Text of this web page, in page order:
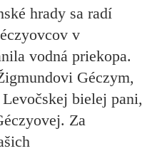
hrady sa radí
v
vodná priekopa.
Géczym,
bielej pani,
Za